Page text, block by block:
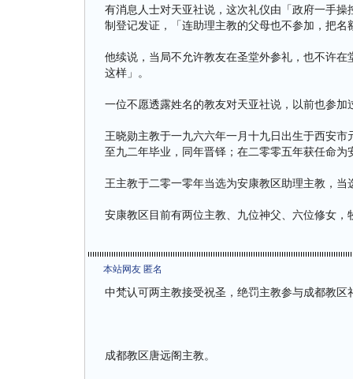
有消息人士对天亚社说，这次礼仪由「政府一手
制登记发证，「连助理主教的父母也不参加，把名
他续说，当局不允许教友在圣堂外参礼，也不许
这样」。
一位不愿透露姓名的教友对天亚社说，以前也参
王晓勋主教于一九六六年一月十九日出生于西安
至九二年毕业，同年晋铎；在二零零五年获任命为
王主教于二零一零年当选为安康教区助理主教，当
安康教区目前有两位主教、九位神父、六位修女，
本站网友 匿名
中梵认可两主教接受祝圣，绝罚主教参与成都教区
成都教区唐远阁主教。